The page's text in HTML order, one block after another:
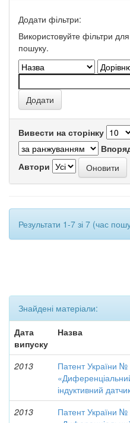
Додати фільтри:
Використовуйте фільтри
пошуку.
Вивести на сторінку
Автори
Результати 1-7 зі 7 (час
Знайдені матеріали:
Дата
випуску
Назва
2013
Патент України
індуктивний
2013
Патент України